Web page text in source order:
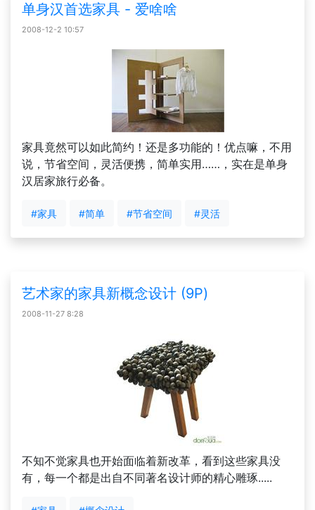
单身汉首选家具 - 爱啥啥
2008-12-2 10:57
家具竟然可以如此简约！还是多功能的！优点嘛，不用
说，节省空间，灵活便携，简单实用……，实在是单身
汉居家旅行必备。
#家具 #简单 #节省空间 #灵活
艺术家的家具新概念设计 (9P)
2008-11-27 8:28
不知不觉家具也开始面临着新改革，看到这些家具没
有，每一个都是出自不同著名设计师的精心雕琢.....